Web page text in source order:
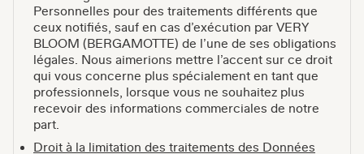
Personnelles pour des traitements différents que
ceux notifiés, sauf en cas d’exécution par VERY
BLOOM (BERGAMOTTE) de l’une de ses obligations
légales. Nous aimerions mettre l’accent sur ce droit
qui vous concerne plus spécialement en tant que
professionnels, lorsque vous ne souhaitez plus
recevoir des informations commerciales de notre
part.
Droit à la limitation des traitements des Données